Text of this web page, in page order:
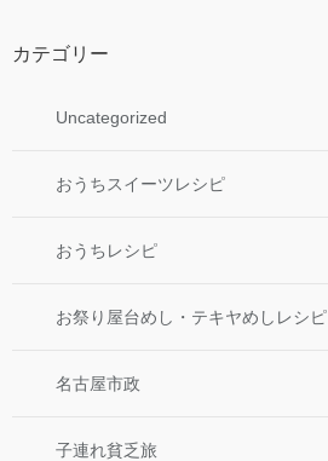
カテゴリー
Uncategorized
おうちスイーツレシピ
おうちレシピ
お祭り屋台めし・テキヤめしレシピ
名古屋市政
子連れ貧乏旅